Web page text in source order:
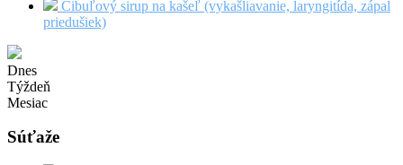
Cibuľový sirup na kašeľ (vykašliavanie, laryngitída, zápal
priedušiek)
Dnes
Týždeň
Mesiac
Súťaže